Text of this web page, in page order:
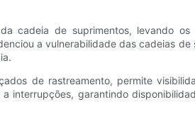
cadeia de suprimentos, levando os
a vulnerabilidade das cadeias
de rastreamento, permite
interrupções, garantindo